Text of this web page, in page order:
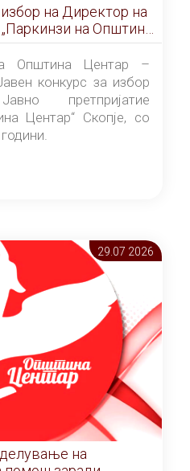
Општина Центар –
конкурс за избор
претпријатие
Центар“ Скопје, со
29.07 2026